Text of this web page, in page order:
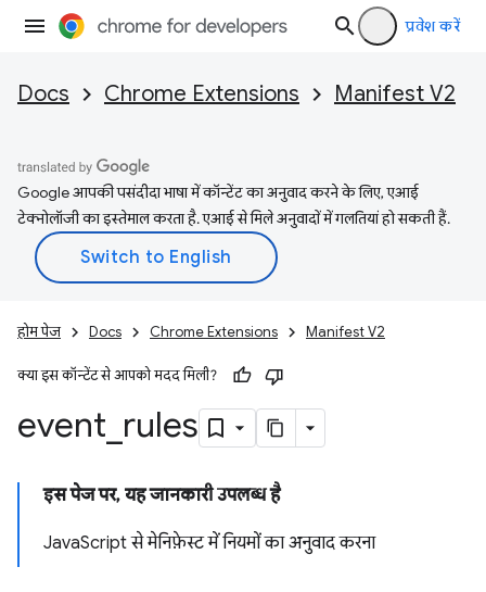
प्रवेश करें
Docs Chrome Extensions Manifest V2
Google आपकी पसंदीदा भाषा में कॉन्टेंट का अनुवाद करने के लिए, एआई
टेक्नोलॉजी का इस्तेमाल करता है. एआई से मिले अनुवादों में गलतियां हो सकती हैं.
होम पेज Docs Chrome Extensions Manifest V2
क्या इस कॉन्टेंट से आपको मदद मिली?
event rules
इस पेज पर, यह जानकारी उपलब्ध है
JavaScript से मेनिफ़ेस्ट में नियमों का अनुवाद करना